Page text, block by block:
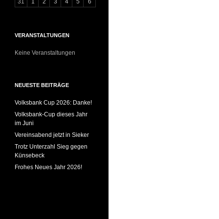
VERANSTALTUNGEN
Keine Veranstaltungen
NEUESTE BEITRÄGE
Volksbank Cup 2026: Danke!
Volksbank-Cup dieses Jahr
im Juni
Vereinsabend jetzt in Sieker
Trotz Unterzahl Sieg gegen
Künsebeck
Frohes Neues Jahr 2026!